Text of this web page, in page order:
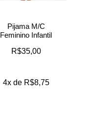
Pijama M/C
Feminino Infantil
R$35,00
4x de R$8,75